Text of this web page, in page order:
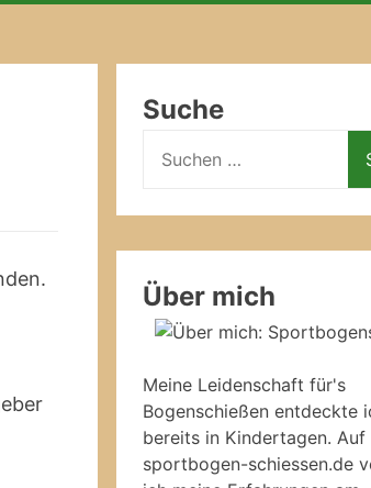
Suche
nach:
Über mich
Meine Leidenschaft für's
Bogenschießen entdeckte
bereits in Kindertagen. Auf
sportbogen-schiessen.de